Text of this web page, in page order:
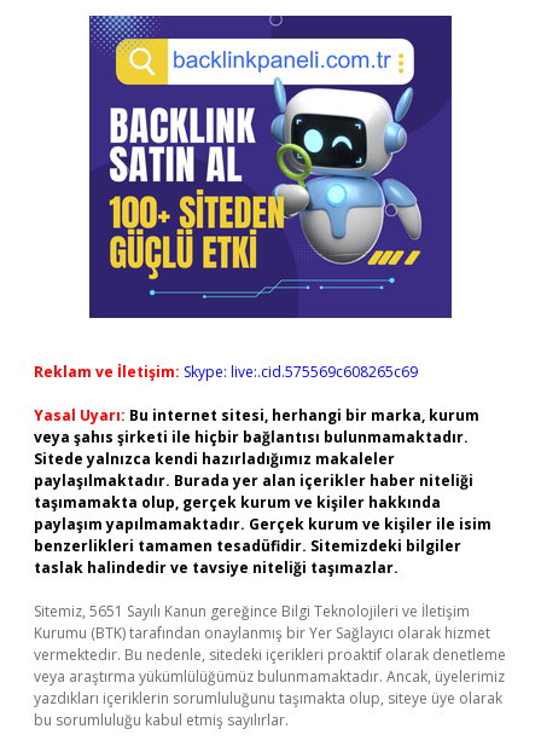
Reklam ve İletişim: Skype: live:.cid.575569c608265c69
Yasal Uyarı: Bu internet sitesi, herhangi bir marka, kurum
veya şahıs şirketi ile hiçbir bağlantısı bulunmamaktadır.
Sitede yalnızca kendi hazırladığımız makaleler
paylaşılmaktadır. Burada yer alan içerikler haber niteliği
taşımamakta olup, gerçek kurum ve kişiler hakkında
paylaşım yapılmamaktadır. Gerçek kurum ve kişiler ile isim
benzerlikleri tamamen tesadüfidir. Sitemizdeki bilgiler
taslak halindedir ve tavsiye niteliği taşımazlar.
Sitemiz, 5651 Sayılı Kanun gereğince Bilgi Teknolojileri ve İletişim
Kurumu (BTK) tarafından onaylanmış bir Yer Sağlayıcı olarak hizmet
vermektedir. Bu nedenle, sitedeki içerikleri proaktif olarak denetleme
veya araştırma yükümlülüğümüz bulunmamaktadır. Ancak, üyelerimiz
yazdıkları içeriklerin sorumluluğunu taşımakta olup, siteye üye olarak
bu sorumluluğu kabul etmiş sayılırlar.